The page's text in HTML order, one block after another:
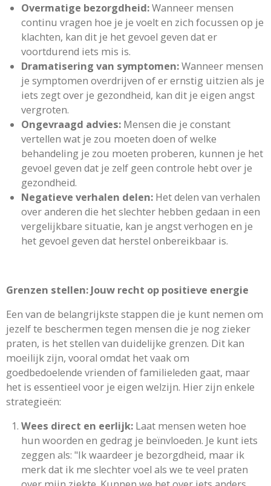
Overmatige bezorgdheid:Wanneer mensen
continu vragen hoe je je voelt en zich focussen op je
klachten, kan dit je het gevoel geven dat er
voortdurend iets mis is.
Dramatisering van symptomen:Wanneer mensen
je symptomen overdrijven of er ernstig uitzien als je
iets zegt over je gezondheid, kan dit je eigen angst
vergroten.
Ongevraagd advies:Mensen die je constant
vertellen wat je zou moeten doen of welke
behandeling je zou moeten proberen, kunnen je het
gevoel geven dat je zelf geen controle hebt over je
gezondheid.
Negatieve verhalen delen:Het delen van verhalen
over anderen die het slechter hebben gedaan in een
vergelijkbare situatie, kan je angst verhogen en je
het gevoel geven dat herstel onbereikbaar is.
Grenzen stellen: Jouw recht op positieve energie
Een van de belangrijkste stappen die je kunt nemen om
jezelf te beschermen tegen mensen die je nog zieker
praten, is het stellen van duidelijke grenzen. Dit kan
moeilijk zijn, vooral omdat het vaak om
goedbedoelende vrienden of familieleden gaat, maar
het is essentieel voor je eigen welzijn. Hier zijn enkele
strategieën:
Wees direct en eerlijk:Laat mensen weten hoe
hun woorden en gedrag je beïnvloeden. Je kunt iets
zeggen als: "Ik waardeer je bezorgdheid, maar ik
merk dat ik me slechter voel als we te veel praten